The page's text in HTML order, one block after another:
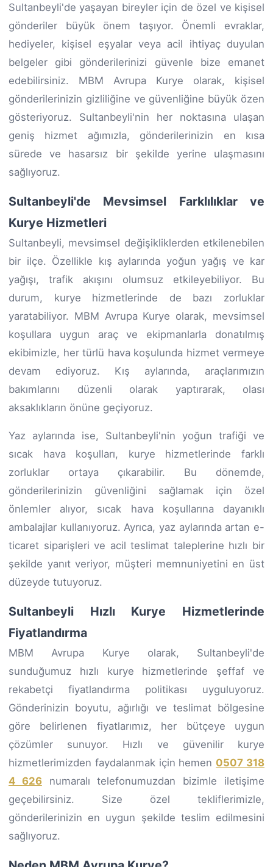
Sultanbeyli'de yaşayan bireyler için de özel ve kişisel
gönderiler büyük önem taşıyor. Önemli evraklar,
hediyeler, kişisel eşyalar veya acil ihtiyaç duyulan
belgeler gibi gönderilerinizi güvenle bize emanet
edebilirsiniz. MBM Avrupa Kurye olarak, kişisel
gönderilerinizin gizliliğine ve güvenliğine büyük özen
gösteriyoruz. Sultanbeyli'nin her noktasına ulaşan
geniş hizmet ağımızla, gönderilerinizin en kısa
sürede ve hasarsız bir şekilde yerine ulaşmasını
sağlıyoruz.
Sultanbeyli'de Mevsimsel Farklılıklar ve
Kurye Hizmetleri
Sultanbeyli, mevsimsel değişikliklerden etkilenebilen
bir ilçe. Özellikle kış aylarında yoğun yağış ve kar
yağışı, trafik akışını olumsuz etkileyebiliyor. Bu
durum, kurye hizmetlerinde de bazı zorluklar
yaratabiliyor. MBM Avrupa Kurye olarak, mevsimsel
koşullara uygun araç ve ekipmanlarla donatılmış
ekibimizle, her türlü hava koşulunda hizmet vermeye
devam ediyoruz. Kış aylarında, araçlarımızın
bakımlarını düzenli olarak yaptırarak, olası
aksaklıkların önüne geçiyoruz.
Yaz aylarında ise, Sultanbeyli'nin yoğun trafiği ve
sıcak hava koşulları, kurye hizmetlerinde farklı
zorluklar ortaya çıkarabilir. Bu dönemde,
gönderilerinizin güvenliğini sağlamak için özel
önlemler alıyor, sıcak hava koşullarına dayanıklı
ambalajlar kullanıyoruz. Ayrıca, yaz aylarında artan e-
ticaret siparişleri ve acil teslimat taleplerine hızlı bir
şekilde yanıt veriyor, müşteri memnuniyetini en üst
düzeyde tutuyoruz.
Sultanbeyli Hızlı Kurye Hizmetlerinde
Fiyatlandırma
MBM Avrupa Kurye olarak, Sultanbeyli'de
sunduğumuz hızlı kurye hizmetlerinde şeffaf ve
rekabetçi fiyatlandırma politikası uyguluyoruz.
Gönderinizin boyutu, ağırlığı ve teslimat bölgesine
göre belirlenen fiyatlarımız, her bütçeye uygun
çözümler sunuyor. Hızlı ve güvenilir kurye
hizmetlerimizden faydalanmak için hemen 0507 318
4 626numaralı telefonumuzdan bizimle iletişime
geçebilirsiniz. Size özel tekliflerimizle,
gönderilerinizin en uygun şekilde teslim edilmesini
sağlıyoruz.